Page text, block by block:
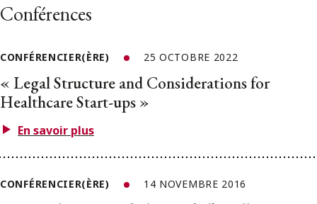
Conférences
CONFÉRENCIER(ÈRE) 25 OCTOBRE 2022
« Legal Structure and Considerations for
Healthcare Start-ups »
En savoir plus
CONFÉRENCIER(ÈRE) 14 NOVEMBRE 2016